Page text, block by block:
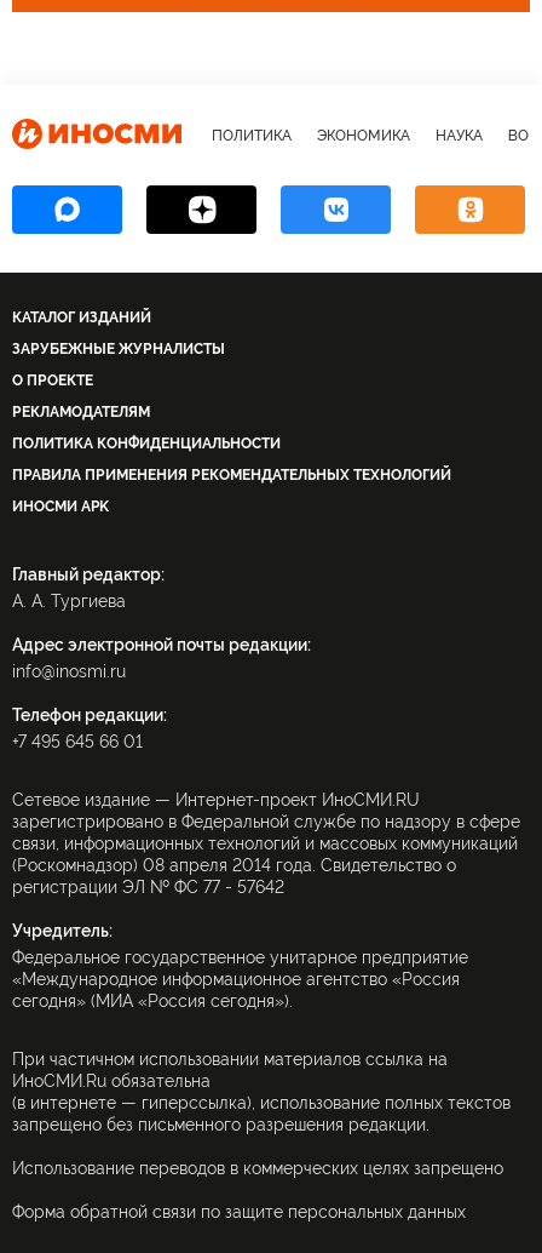
ПОЛИТИКА ЭКОНОМИКА НАУКА
КАТАЛОГ ИЗДАНИЙ
ЗАРУБЕЖНЫЕ ЖУРНАЛИСТЫ
О ПРОЕКТЕ
РЕКЛАМОДАТЕЛЯМ
ПОЛИТИКА КОНФИДЕНЦИАЛЬНОСТИ
ПРАВИЛА ПРИМЕНЕНИЯ РЕКОМЕНДАТЕЛЬНЫХ ТЕХНОЛОГИЙ
ИНОСМИ APK
Главный редактор:
А. А. Тургиева
Адрес электронной почты редакции:
info@inosmi.ru
Телефон редакции:
+7 495 645 66 01
Сетевое издание — Интернет-проект ИноСМИ.RU
зарегистрировано в Федеральной службе по надзору в сфере
связи, информационных технологий и массовых коммуникаций
(Роскомнадзор) 08 апреля 2014 года. Свидетельство о
регистрации ЭЛ № ФС 77 - 57642
Учредитель:
Федеральное государственное унитарное предприятие
«Международное информационное агентство «Россия
сегодня» (МИА «Россия сегодня»).
При частичном использовании материалов ссылка на
ИноСМИ.Ru обязательна
(в интернете — гиперссылка), использование полных текстов
запрещено без письменного разрешения редакции.
Использование переводов в коммерческих целях запрещено
Форма обратной связи по защите персональных данных